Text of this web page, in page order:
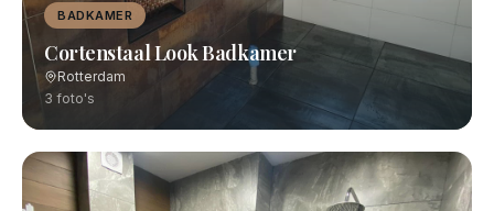
BADKAMER
Cortenstaal Look Badkamer
Rotterdam
3 foto's